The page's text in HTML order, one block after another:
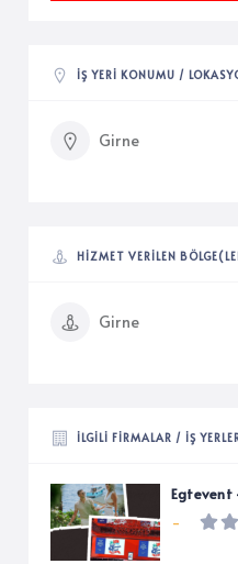
İŞ YERI KONUMU /
Girne
HIZMET VERILEN
Girne
İLGILI FIRMALAR / İŞ
Egtevent
-